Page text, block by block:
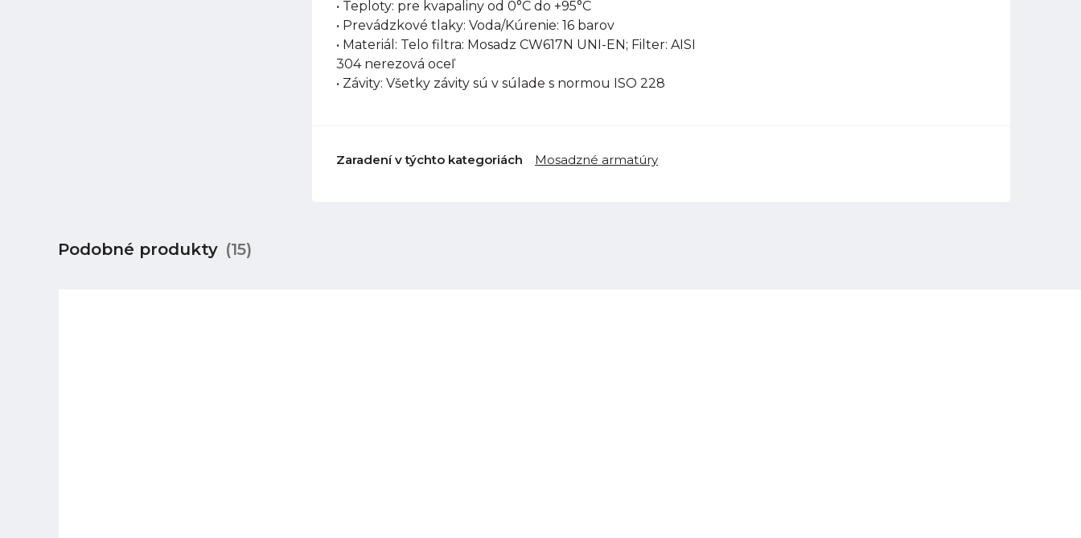
• Teploty: pre kvapaliny od 0°C do +95°C
• Prevádzkové tlaky: Voda/Kúrenie: 16 barov
• Materiál: Telo filtra: Mosadz CW617N UNI-EN; Filter: AISI
304 nerezová oceľ
• Závity: Všetky závity sú v súlade s normou ISO 228
Zaradení v týchto kategoriách Mosadzné armatúry
Podobné produkty (15)